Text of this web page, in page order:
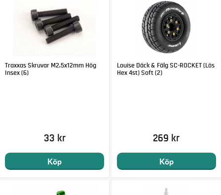
Traxxas Skruvar M2,5x12mm Hög
Insex (6)
33 kr
Köp
Louise Däck & Fälg SC-ROCKET (Lös
Hex 4st) Soft (2)
269 kr
Köp